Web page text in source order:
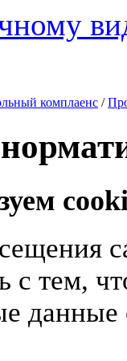
комплаенс /
с тем,
данные